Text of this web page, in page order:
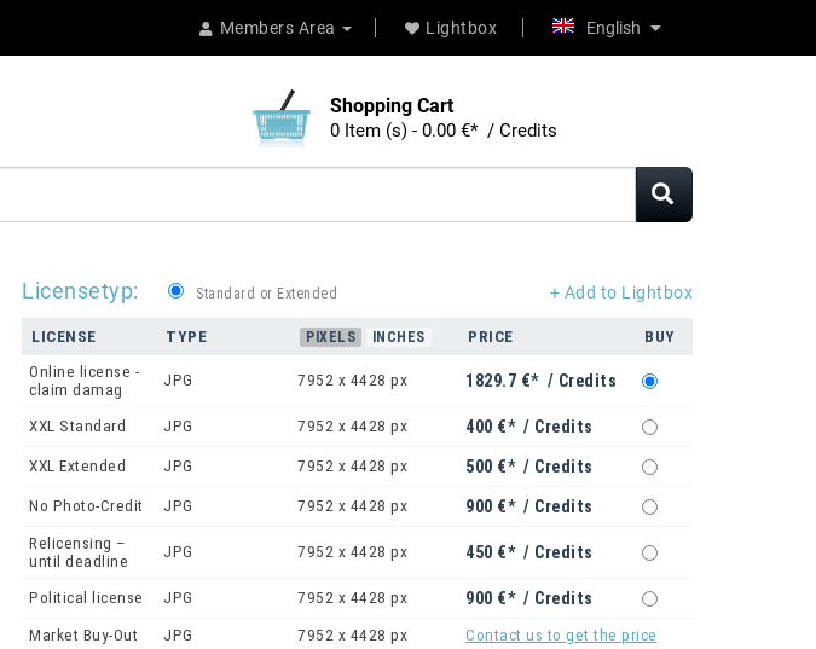
Members Area Lightbox English
Shopping Cart
0 Item (s) - 0.00 €* / Credits
+ Add to Lightbox
Licensetyp: Standard or Extended
LICENSE TYPE PIXELS INCHES PRICE
BUY
Online license -
claim damag
JPG 7952 x 4428 px 1829.7 €* / Credits
XXL Standard JPG 7952 x 4428 px 400 €* / Credits
XXL Extended JPG 7952 x 4428 px 500 €* / Credits
No Photo-Credit JPG 7952 x 4428 px 900 €* / Credits
Relicensing –
until deadline
JPG 7952 x 4428 px 450 €* / Credits
Political license JPG 7952 x 4428 px 900 €* / Credits
Market Buy-Out JPG 7952 x 4428 px Contact us to get the price